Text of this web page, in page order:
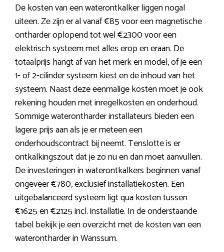
De kosten van een waterontkalker liggen nogal
uiteen. Ze zijn er al vanaf €85 voor een magnetische
ontharder oplopend tot wel €2300 voor een
elektrisch systeem met alles erop en eraan. De
totaalprijs hangt af van het merk en model, of je een
1- of 2-cilinder systeem kiest en de inhoud van het
systeem. Naast deze eenmalige kosten moet je ook
rekening houden met inregelkosten en onderhoud.
Sommige waterontharder installateurs bieden een
lagere prijs aan als je er meteen een
onderhoudscontract bij neemt. Tenslotte is er
ontkalkingszout dat je zo nu en dan moet aanvullen.
De investeringen in waterontkalkers beginnen vanaf
ongeveer €780, exclusief installatiekosten. Een
uitgebalanceerd systeem ligt qua kosten tussen
€1625 en €2125 incl. installatie. In de onderstaande
tabel bekijk je een overzicht met de kosten van een
waterontharder in Wanssum.